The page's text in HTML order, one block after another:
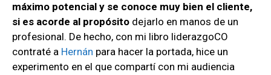
máximo potencial y se conoce muy bien el cliente,
si es acorde al propósito dejarlo en manos de un
profesional. De hecho, con mi libro liderazgoCO
contraté a Hernán para hacer la portada, hice un
experimento en el que compartí con mi audiencia